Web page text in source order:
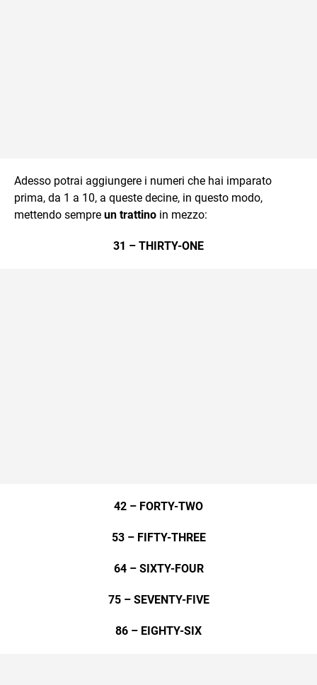
Adesso potrai aggiungere i numeri che hai imparato
prima, da 1 a 10, a queste decine, in questo modo,
mettendo sempre un trattino in mezzo:
31 – THIRTY-ONE
42 – FORTY-TWO
53 – FIFTY-THREE
64 – SIXTY-FOUR
75 – SEVENTY-FIVE
86 – EIGHTY-SIX